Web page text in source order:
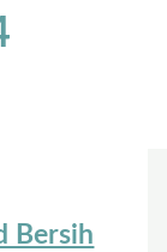
Bersih